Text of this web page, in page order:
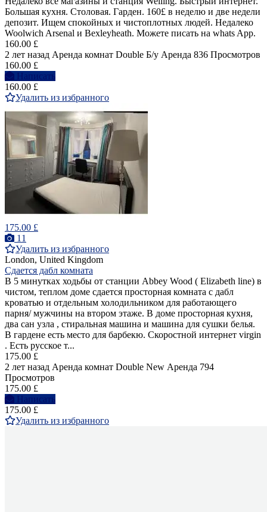
Большая кухня. Столовая. Гарден. 160£ в неделю и две недели
депозит. Ищем спокойных и чистоплотных людей. Недалеко
Woolwich Arsenal и Bexleyheath. Можете писать на whats App.
160.00 £
2 лет назад Аренда комнат Double Б/у Аренда 836 Просмотров
160.00 £
Написать
160.00 £
Удалить из избранного
175.00 £
11
Удалить из избранного
London, United Kingdom
Сдается дабл комната
В 5 минутках ходьбы от станции Abbey Wood ( Elizabeth line) в
чистом, теплом доме сдается просторная комната с дабл
кроватью и отдельным холодильником для работающего
парня/ мужчины на втором этаже. В доме просторная кухня,
два сан узла , стиральная машина и машина для сушки белья.
В гардене есть место для барбекю. Скоростной интернет virgin
. Есть русское т...
175.00 £
2 лет назад Аренда комнат Double New Аренда 794
Просмотров
175.00 £
Написать
175.00 £
Удалить из избранного